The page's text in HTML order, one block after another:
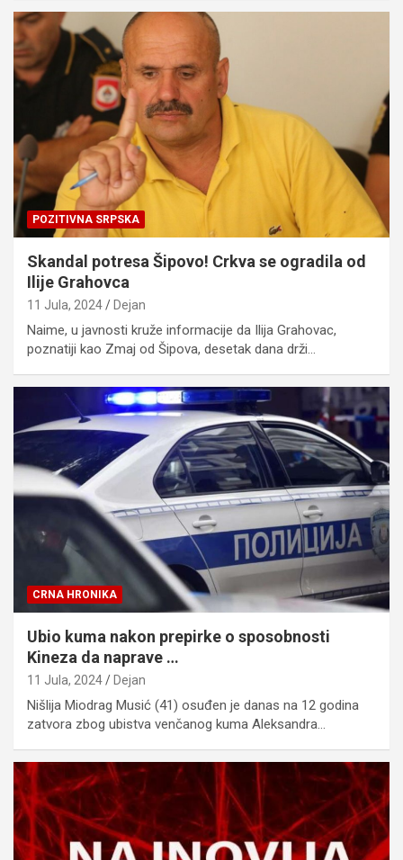
POZITIVNA SRPSKA
Skandal potresa Šipovo! Crkva se ogradila od
Ilije Grahovca
11 Jula, 2024 Dejan
Naime, u javnosti kruže informacije da Ilija Grahovac,
poznatiji kao Zmaj od Šipova, desetak dana drži…
CRNA HRONIKA
Ubio kuma nakon prepirke o sposobnosti
Kineza da naprave …
11 Jula, 2024 Dejan
Nišlija Miodrag Musić (41) osuđen je danas na 12 godina
zatvora zbog ubistva venčanog kuma Aleksandra…